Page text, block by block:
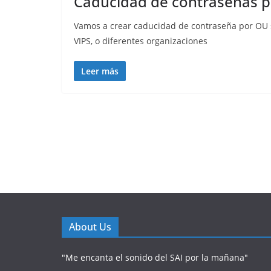
Vamos a crear caducidad de contraseña por
VIPS, o diferentes organizaciones
Leer más
About Us
"Me encanta el sonido del SAI por la mañana"